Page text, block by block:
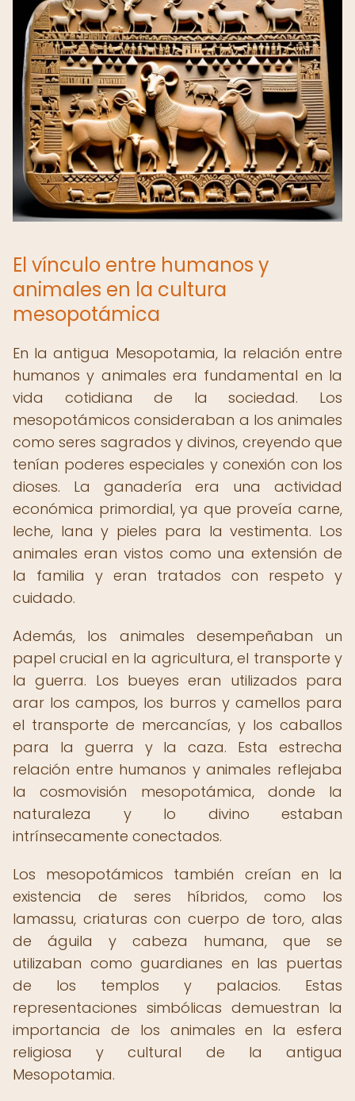
El vínculo entre humanos y
animales en la cultura
mesopotámica
En la antigua Mesopotamia, la relación entre
humanos y animales era fundamental en la
vida cotidiana de la sociedad. Los
mesopotámicos consideraban a los animales
como seres sagrados y divinos, creyendo que
tenían poderes especiales y conexión con los
dioses. La ganadería era una actividad
económica primordial, ya que proveía carne,
leche, lana y pieles para la vestimenta. Los
animales eran vistos como una extensión de
la familia y eran tratados con respeto y
cuidado.
Además, los animales desempeñaban un
papel crucial en la agricultura, el transporte y
la guerra. Los bueyes eran utilizados para
arar los campos, los burros y camellos para
el transporte de mercancías, y los caballos
para la guerra y la caza. Esta estrecha
relación entre humanos y animales reflejaba
la cosmovisión mesopotámica, donde la
naturaleza y lo divino estaban
intrínsecamente conectados.
Los mesopotámicos también creían en la
existencia de seres híbridos, como los
lamassu, criaturas con cuerpo de toro, alas
de águila y cabeza humana, que se
utilizaban como guardianes en las puertas
de los templos y palacios. Estas
representaciones simbólicas demuestran la
importancia de los animales en la esfera
religiosa y cultural de la antigua
Mesopotamia.